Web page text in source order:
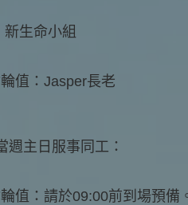
生命小組
值：Jasper長老
週主日服事同工：
值：請於09:00前到場預備